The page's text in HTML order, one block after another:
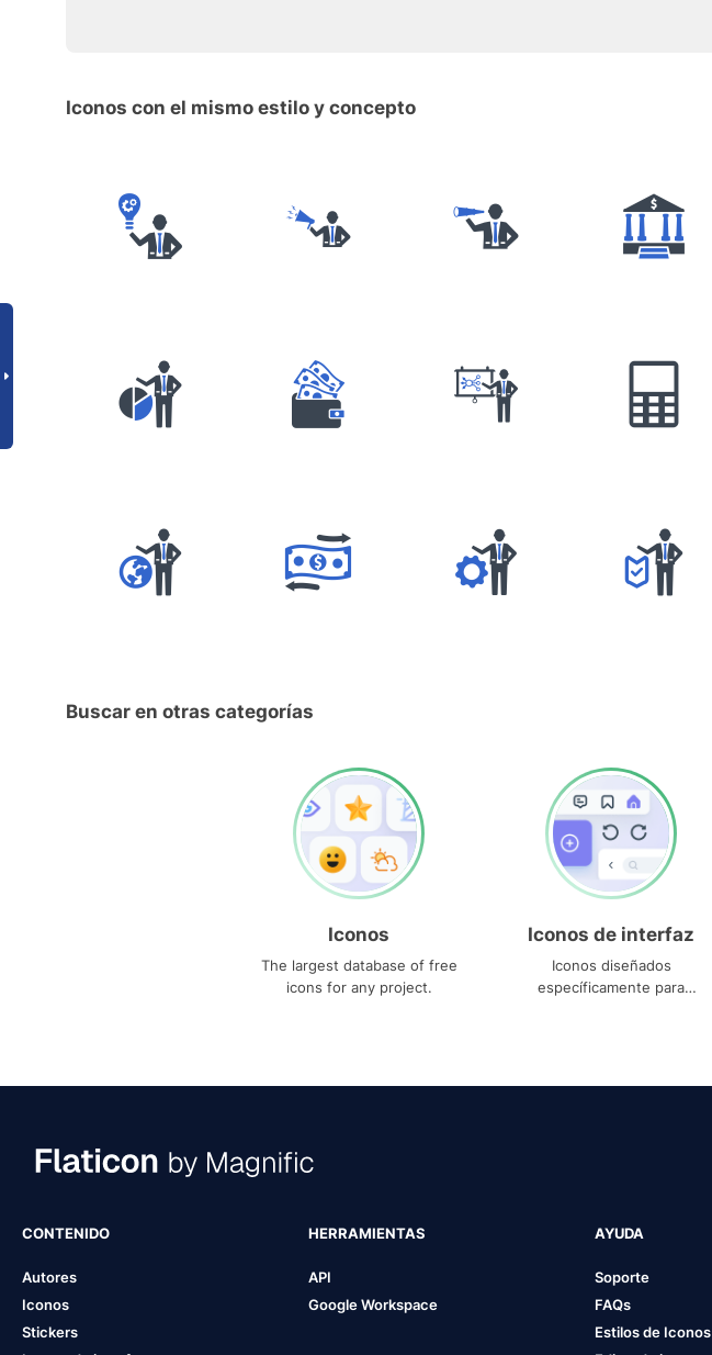
Iconos con el mismo estilo y concepto
Buscar en otras categorías
Iconos
The largest database of free
icons for any project.
Iconos de interfaz
Iconos diseñados
específicamente para
CONTENIDO
Autores
Iconos
Stickers
HERRAMIENTAS
API
Google Workspace
AYUDA
Soporte
FAQs
Estilos de Iconos